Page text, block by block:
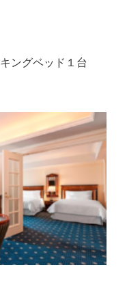
ングベッド１台